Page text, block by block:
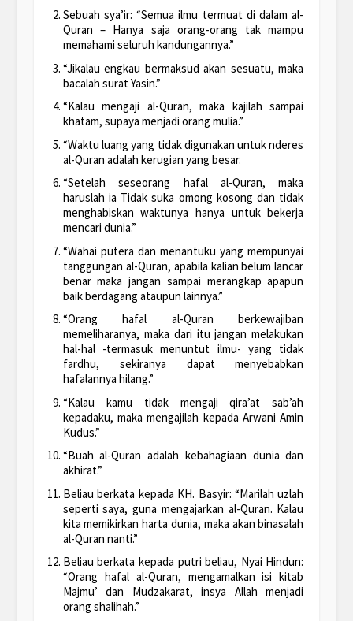
Sebuah sya’ir: “Semua ilmu termuat di dalam al-
Quran – Hanya saja orang-orang tak mampu
memahami seluruh kandungannya.”
“Jikalau engkau bermaksud akan sesuatu, maka
bacalah surat Yasin.”
“Kalau mengaji al-Quran, maka kajilah sampai
khatam, supaya menjadi orang mulia.”
“Waktu luang yang tidak digunakan untuk nderes
al-Quran adalah kerugian yang besar.
“Setelah seseorang hafal al-Quran, maka
haruslah ia Tidak suka omong kosong dan tidak
menghabiskan waktunya hanya untuk bekerja
mencari dunia.”
“Wahai putera dan menantuku yang mempunyai
tanggungan al-Quran, apabila kalian belum lancar
benar maka jangan sampai merangkap apapun
baik berdagang ataupun lainnya.”
“Orang hafal al-Quran berkewajiban
memeliharanya, maka dari itu jangan melakukan
hal-hal -termasuk menuntut ilmu- yang tidak
fardhu, sekiranya dapat menyebabkan
hafalannya hilang.”
“Kalau kamu tidak mengaji qira’at sab’ah
kepadaku, maka mengajilah kepada Arwani Amin
Kudus.”
“Buah al-Quran adalah kebahagiaan dunia dan
akhirat.”
Beliau berkata kepada KH. Basyir: “Marilah uzlah
seperti saya, guna mengajarkan al-Quran. Kalau
kita memikirkan harta dunia, maka akan binasalah
al-Quran nanti.”
Beliau berkata kepada putri beliau, Nyai Hindun:
“Orang hafal al-Quran, mengamalkan isi kitab
Majmu’ dan Mudzakarat, insya Allah menjadi
orang shalihah.”